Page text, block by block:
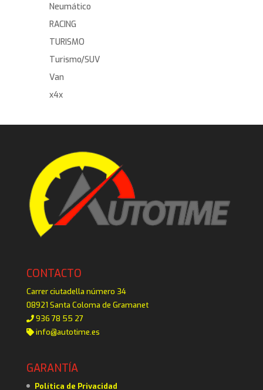
Neumático
RACING
TURISMO
Turismo/SUV
Van
x4x
CONTACTO
Carrer ciutadella número 34
08921 Santa Coloma de Gramanet
936 78 55 27
info@autotime.es
GARANTÍA
Política de Privacidad